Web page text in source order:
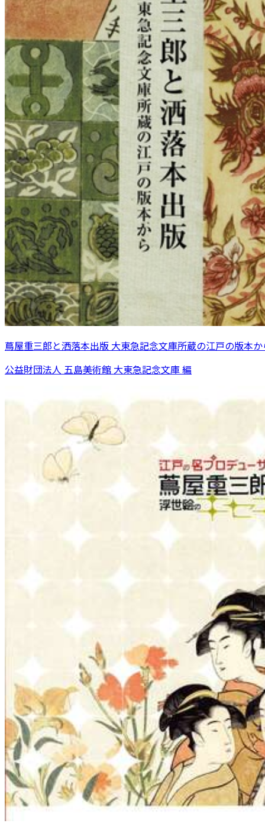
蔦屋重三郎と洒落本出版 大東急記念文庫所蔵の江戸の版本
公益財団法人 五島美術館 大東急記念文庫 編